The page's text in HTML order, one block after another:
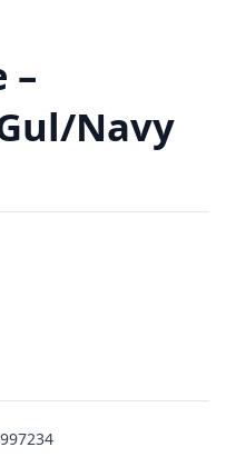
–
Navy